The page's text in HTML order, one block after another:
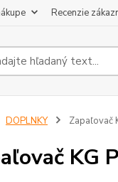
Recenzie
DOPLNKY Zapaľovač
KG